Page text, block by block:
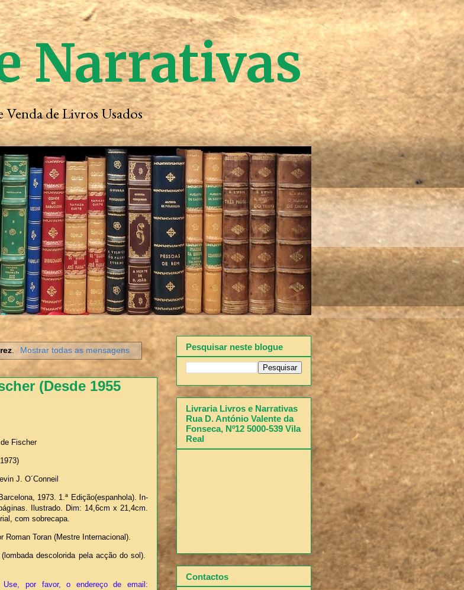
Narrativas
de Livros Usados
Mostrar todas as mensagens
(Desde 1955
Fischer
J. O´Conneil
1973. 1.ª Edição(espanhola). In-
Ilustrado. Dim: 14,6cm x 21,4cm.
com sobrecapa.
Roman Toran (Mestre Internacional).
descolorida pela acção do sol).
Use, por favor, o endereço de email:
Pesquisar neste blogue
Livraria Livros e Narrativas
Rua D. António Valente da
Fonseca, Nº12 5000-539 Vila
Real
Contactos